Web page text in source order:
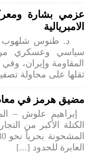
عزمي بشارة
الامبريالية
د. طنوس شلهوب
سياسي وعسكري من
المقاومة وإيران،
ثقلها على محاولة
مضيق هرمز في
إبراهيم علوش –
الكتلة الأكبر من
العابرة للحدود [...]